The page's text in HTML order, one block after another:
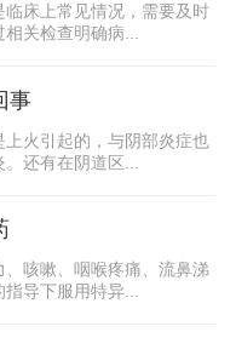
床上常见情况，需要及时
关检查明确病...
事
火引起的，与阴部炎症也
还有在阴道区...
咳嗽、咽喉疼痛、流鼻涕
导下服用特异...